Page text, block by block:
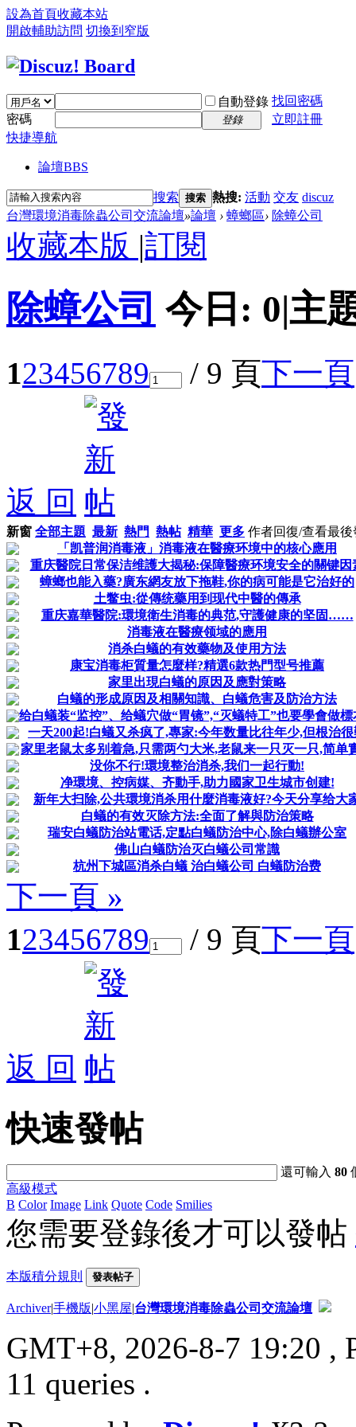
設為首頁收藏本站
開啟輔助訪問 切換到窄版
自動登錄 找回密碼
密碼
登錄
立即註冊
快捷導航
論壇BBS
搜索 搜索 熱搜: 活動 交友 discuz
台灣環境消毒除蟲公司交流論壇»論壇 › 蟑螂區› 除蟑公司
收藏本版 |訂閱
除蟑公司 今日: 0|主
123456789 / 9 頁下一頁
返 回
新窗 全部主題 最新 熱門 熱帖 精華 更多 作者回復/查看最後
「凯普润消毒液」消毒液在醫療环境中的核心應用
重庆醫院日常保洁维護大揭秘:保障醫療环境安全的關键因
蟑螂也能入藥?廣东網友放下拖鞋,你的病可能是它治好的
土鳖虫:從傳统藥用到现代中醫的傳承
重庆嘉華醫院:環境衛生消毒的典范,守護健康的坚固……
消毒液在醫療领域的應用
消杀白蟻的有效藥物及使用方法
康宝消毒柜質量怎麼样?精選6款热門型号推薦
家里出現白蟻的原因及應對策略
白蟻的形成原因及相關知識、白蟻危害及防治方法
给白蟻装“监控”、给蟻穴做“胃镜”,“灭蟻特工”也要學會做標
一天200起!白蟻又杀疯了,專家:今年数量比往年少,但根治很
家里老鼠太多别着急,只需两勺大米,老鼠来一只灭一只,简单
没你不行!環境整治消杀,我们一起行動!
净環境、控病媒、齐動手,助力國家卫生城市创建!
新年大扫除,公共環境消杀用什麼消毒液好?今天分享给大
白蟻的有效灭除方法:全面了解與防治策略
瑞安白蟻防治站電话,定點白蟻防治中心,除白蟻辦公室
佛山白蟻防治灭白蟻公司常識
杭州下城區消杀白蟻 治白蟻公司 白蟻防治费
下一頁 »
123456789 / 9 頁下一頁
返 回
快速發帖
還可輸入80
高級模式
B Color Image Link Quote Code Smilies
您需要登錄後才可以發帖
本版積分規則 發表帖子
Archiver|手機版|小黑屋|台灣環境消毒除蟲公司交流論壇
GMT+8, 2026-8-7 19:20 ,
11 queries .